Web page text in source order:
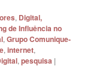
, Digital,
de Influência no
,Grupo Comunique-
,internet,
,pesquisa |